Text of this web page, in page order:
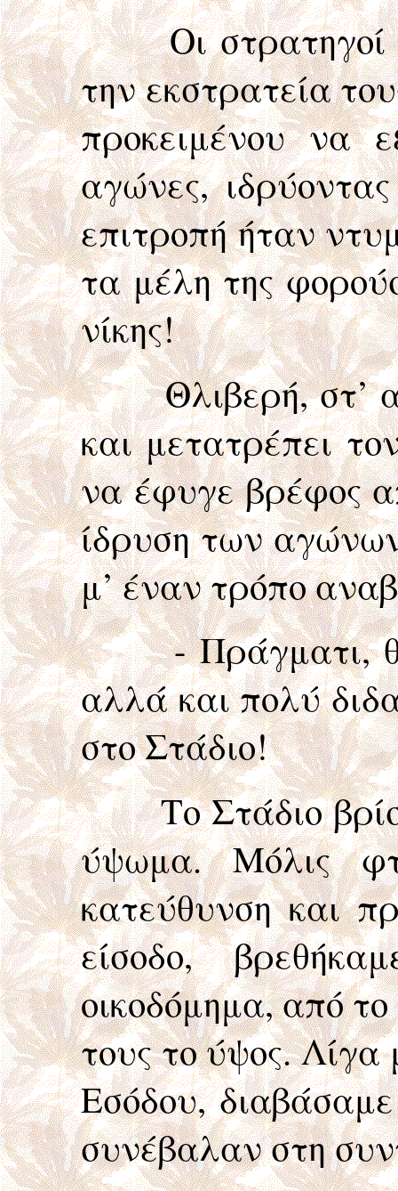
Οι στρατηγοί
την εκστρατεία
προκειμένου να
αγώνες,
επιτροπή ήταν
τα μέλη της
νίκης!
Θλιβερή, στ’
και μετατρέπει
να έφυγε βρέφος
ίδρυση των
μ’ έναν τρόπο
- Πράγματι,
αλλά και πολύ
στο Στάδιο!
Το Στάδιο
ύψωμα. Μόλις
κατεύθυνση και
είσοδο,
οικοδόμημα, από το
τους το ύψος. Λίγα
Εσόδου,
συνέβαλαν στη